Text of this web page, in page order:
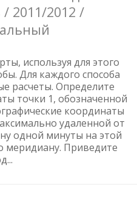
2011/2012 /
используя для этого
Для каждого способа
расчеты. Определите
точки 1, обозначенной
координаты
удаленной от
одной минуты на этой
меридиану. Приведите